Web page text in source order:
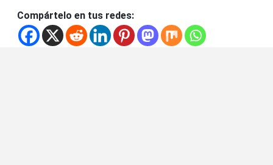
Compártelo en tus redes: